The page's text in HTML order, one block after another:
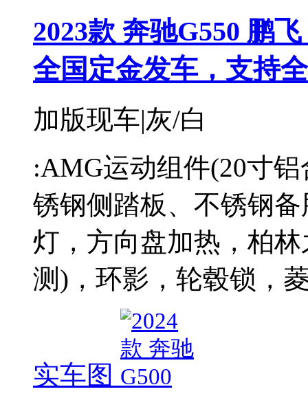
2023款 奔驰G550 鹏
全国定金发车，支持
加版现车|灰/白
:AMG运动组件(20寸
锈钢侧踏板、不锈钢
灯，方向盘加热，柏
测)，环影，轮毂锁，
实车图